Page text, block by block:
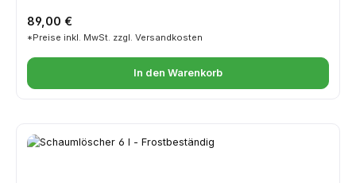
Regulärer Preis:
89,00 €
*Preise inkl. MwSt. zzgl. Versandkosten
In den Warenkorb